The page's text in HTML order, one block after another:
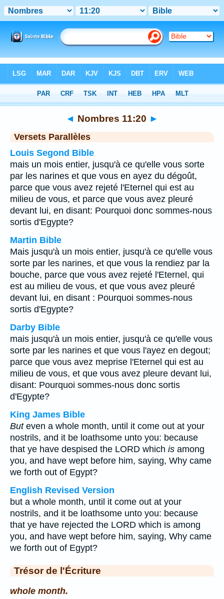
Chapitre 11> Verset 20
◄ Nombres 11:20 ►
Versets Parallèles
Louis Segond Bible
mais un mois entier, jusqu'à ce qu'elle vous sorte
par les narines et que vous en ayez du dégoût,
parce que vous avez rejeté l'Eternel qui est au
milieu de vous, et parce que vous avez pleuré
devant lui, en disant: Pourquoi donc sommes-nous
sortis d'Egypte?
Martin Bible
Mais jusqu'à un mois entier, jusqu'à ce qu'elle vous
sorte par les narines, et que vous la rendiez par la
bouche, parce que vous avez rejeté l'Eternel, qui
est au milieu de vous, et que vous avez pleuré
devant lui, en disant : Pourquoi sommes-nous
sortis d'Egypte?
Darby Bible
mais jusqu'à un mois entier, jusqu'à ce qu'elle vous
sorte par les narines et que vous l'ayez en degout;
parce que vous avez meprise l'Eternel qui est au
milieu de vous, et que vous avez pleure devant lui,
disant: Pourquoi sommes-nous donc sortis
d'Egypte?
King James Bible
Buteven a whole month, until it come out at your
nostrils, and it be loathsome unto you: because
that ye have despised the LORD which is among
you, and have wept before him, saying, Why came
we forth out of Egypt?
English Revised Version
but a whole month, until it come out at your
nostrils, and it be loathsome unto you: because
that ye have rejected the LORD which is among
you, and have wept before him, saying, Why came
we forth out of Egypt?
Trésor de l'Écriture
whole month.